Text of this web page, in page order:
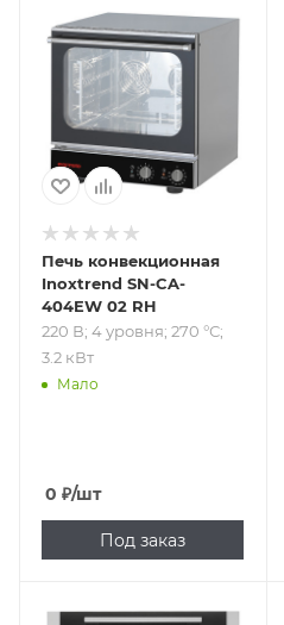
Подпись к товару
220 В; 4 уровня;
270 °С; 3.2 кВт
Печь конвекционная
Inoxtrend SN-CA-
404EW 02 RH
220 В; 4 уровня; 270 °С;
3.2 кВт
Мало
0 ₽/шт
Под заказ
Подпись к товару